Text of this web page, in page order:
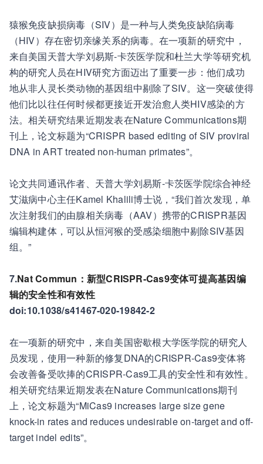
猿猴免疫缺损病毒（SIV）是一种与人类免疫缺陷病毒
（HIV）存在密切亲缘关系的病毒。在一项新的研究中，
来自美国天普大学刘易斯-卡茨医学院和杜兰大学等研究机
构的研究人员在HIV研究方面迈出了重要一步：他们成功
地从非人灵长类动物的基因组中剔除了SIV。这一突破使得
他们比以往任何时候都更接近开发治愈人类HIV感染的方
法。相关研究结果近期发表在Nature Communications期
刊上，论文标题为“CRISPR based editing of SIV proviral
DNA in ART treated non-human primates”。
论文共同通讯作者、天普大学刘易斯-卡茨医学院综合神经
艾滋病中心主任Kamel Khalili博士说，“我们首次发现，单
次注射我们的由腺相关病毒（AAV）携带的CRISPR基因
编辑构建体，可以从恒河猴的受感染细胞中剔除SIV基因
组。”
7.Nat Commun：新型CRISPR-Cas9变体可提高基因编
辑的安全性和有效性
doi:10.1038/s41467-020-19842-2
在一项新的研究中，来自美国密歇根大学医学院的研究人
员发现，使用一种新的修复DNA的CRISPR-Cas9变体将
会改善备受吹捧的CRISPR-Cas9工具的安全性和有效性。
相关研究结果近期发表在Nature Communications期刊
上，论文标题为“MiCas9 increases large size gene
knock-in rates and reduces undesirable on-target and off-
target indel edits”。